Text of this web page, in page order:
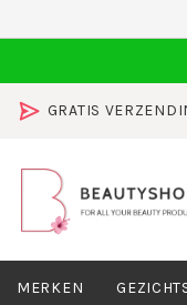
GRATIS
MERKEN